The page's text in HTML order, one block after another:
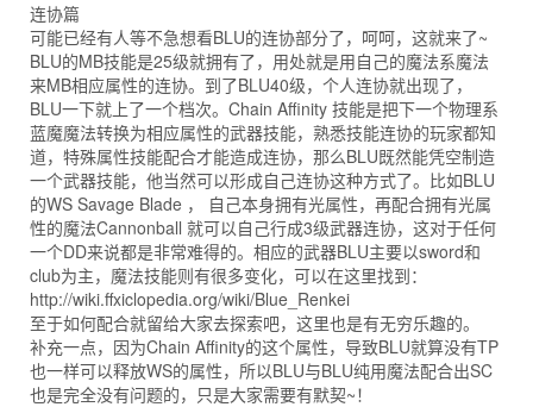
连协篇
可能已经有人等不急想看BLU的连协部分了，呵呵，这就来了~
BLU的MB技能是25级就拥有了，用处就是用自己的魔法系魔法
来MB相应属性的连协。到了BLU40级，个人连协就出现了，
BLU一下就上了一个档次。Chain Affinity 技能是把下一个物理系
蓝魔魔法转换为相应属性的武器技能，熟悉技能连协的玩家都知
道，特殊属性技能配合才能造成连协，那么BLU既然能凭空制造
一个武器技能，他当然可以形成自己连协这种方式了。比如BLU
的WS Savage Blade ， 自己本身拥有光属性，再配合拥有光属
性的魔法Cannonball 就可以自己行成3级武器连协，这对于任何
一个DD来说都是非常难得的。相应的武器BLU主要以sword和
club为主，魔法技能则有很多变化，可以在这里找到：
http://wiki.ffxiclopedia.org/wiki/Blue_Renkei
至于如何配合就留给大家去探索吧，这里也是有无穷乐趣的。
补充一点，因为Chain Affinity的这个属性，导致BLU就算没有TP
也一样可以释放WS的属性，所以BLU与BLU纯用魔法配合出SC
也是完全没有问题的，只是大家需要有默契~！